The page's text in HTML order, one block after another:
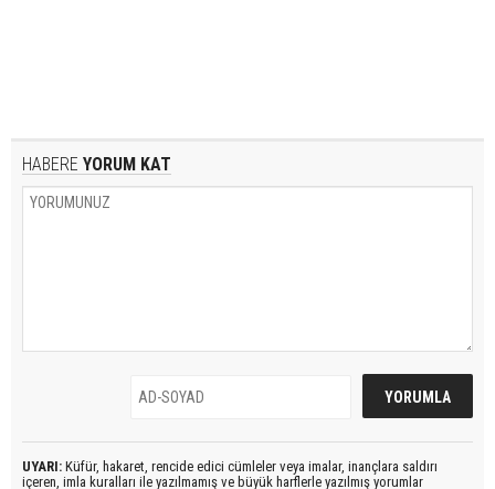
HABERE YORUM KAT
UYARI: Küfür, hakaret, rencide edici cümleler veya imalar, inançlara saldırı
içeren, imla kuralları ile yazılmamış ve büyük harflerle yazılmış yorumlar